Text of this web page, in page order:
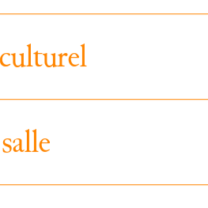
culturel
salle